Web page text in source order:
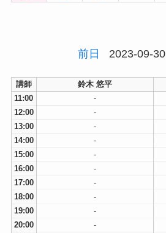
前日 2023-09-30
講師 鈴木 悠平
11:00
-
12:00
-
13:00
-
14:00
-
15:00
-
16:00
-
17:00
-
18:00
-
19:00
-
20:00
-